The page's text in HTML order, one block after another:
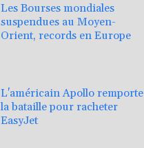
Les Bourses mondiales
suspendues au Moyen-
Orient, records en Europe
L'américain Apollo remporte
la bataille pour racheter
EasyJet